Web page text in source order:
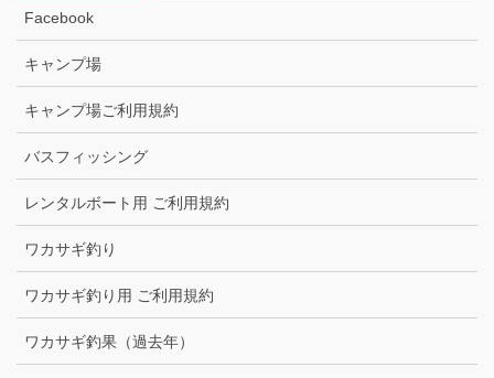
Facebook
キャンプ場
キャンプ場ご利用規約
バスフィッシング
レンタルボート用 ご利用規約
ワカサギ釣り
ワカサギ釣り用 ご利用規約
ワカサギ釣果（過去年）